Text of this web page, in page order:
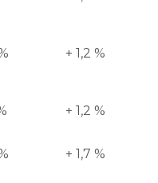
+ 1,2 %
+ 1,2 %
+ 1,7 %